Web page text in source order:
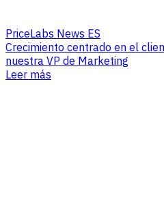
PriceLabs News ES
Crecimiento centrado en el
nuestra VP de Marketing
Leer más